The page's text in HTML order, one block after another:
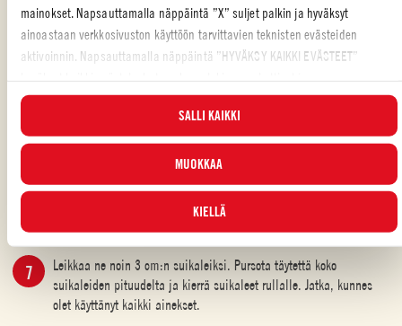
mainokset. Napsauttamalla näppäintä ”X” suljet palkin ja hyväksyt
ainoastaan verkkosivuston käyttöön tarvittavien teknisten evästeiden
aktivoinnin. Napsauttamalla näppäintä ”HYVÄKSY KAIKKI EVÄSTEET”
profilointievästeet. Voit valita milloin tahansa, mitkä evästeet hyväksyt, ja
katsella päivitettyä evästeluetteloa ”HALLINNOI”-painikkeesta. Lisätietoja
varten tutustuEvästekäytäntöömme.
SALLI KAIKKI
MUOKKAA
KIELLÄ
Valmista sillä välin lohikastike: Hienonna sipuli ja ruskista sitä
ruokalusikallisessa oliiviöljyä. Kun sipuli alkaa pehmentyä, lisää
lohi ja kypsennä 2 minuuttia samalla kun pienit sitä. Kaada
Kypsennä pienellä lämmöllä noin 10 minuuttia. Kaada sitten
kastike tilavaan kulhoon. Lisää ricotta vähän kerrallaan ja sekoita
hyvin. Kaada taikina pursotinpussiin ja nosta syrjään.
Ohukaisten paistaminen: Voitele pieni paistinpannu voilla tai
käytä erityistä ohukaispannua. Kaada pannulle kauhallinen
taikinaa ja jaa se tasaisesti. Paista ohukaisia jokunen minuutti ja
nosta ne lautaselle.
Leikkaa ne noin 3 cm:n suikaleiksi. Pursota täytettä koko
suikaleiden pituudelta ja kierrä suikaleet rullalle. Jatka, kunnes
olet käyttänyt kaikki ainekset.